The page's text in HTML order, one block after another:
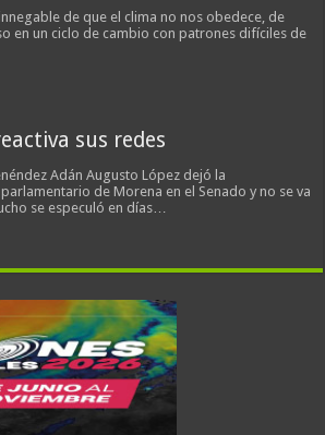
de que el clima no nos obedece, de
en un ciclo de cambio con patrones difíciles de
sus redes
Adán Augusto López dejó la
de Morena en el Senado y no se va
se especuló en días…